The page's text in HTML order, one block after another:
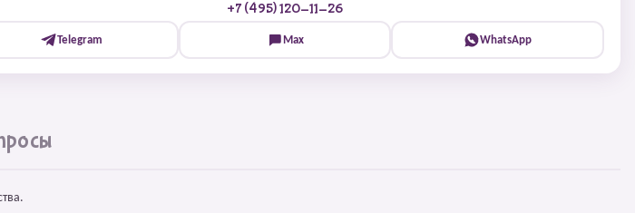
+7 (495) 120-11-26
Telegram Max WhatsApp